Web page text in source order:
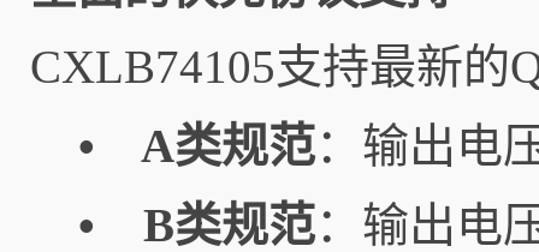
CXLB74105支持最新的
• A类规范：输出电
• B类规范：输出电